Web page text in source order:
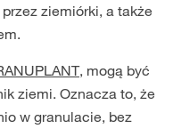
ziemiórki, a także
, mogą być
ziemi. Oznacza to, że
w granulacie, bez